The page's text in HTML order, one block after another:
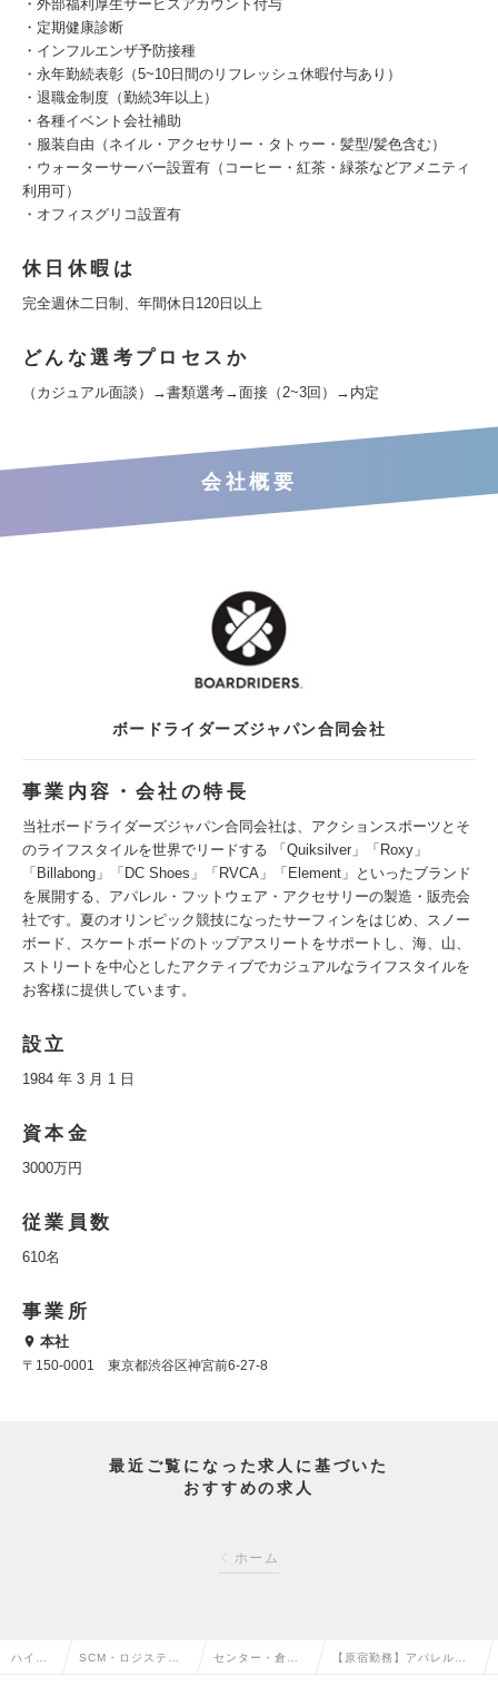
・外部福利厚生サービスアカウント付与
・定期健康診断
・インフルエンザ予防接種
・永年勤続表彰（5~10日間のリフレッシュ休暇付与あり）
・退職金制度（勤続3年以上）
・各種イベント会社補助
・服装自由（ネイル・アクセサリー・タトゥー・髪型/髪色含む）
・ウォーターサーバー設置有（コーヒー・紅茶・緑茶などアメニティ
利用可）
・オフィスグリコ設置有
休日休暇は
完全週休二日制、年間休日120日以上
どんな選考プロセスか
（カジュアル面談）→書類選考→面接（2~3回）→内定
会社概要
ボードライダーズジャパン合同会社
事業内容・会社の特長
当社ボードライダーズジャパン合同会社は、アクションスポーツとそ
のライフスタイルを世界でリードする 「Quiksilver」「Roxy」
「Billabong」「DC Shoes」「RVCA」「Element」といったブランド
を展開する、アパレル・フットウェア・アクセサリーの製造・販売会
社です。夏のオリンピック競技になったサーフィンをはじめ、スノー
ボード、スケートボードのトップアスリートをサポートし、海、山、
ストリートを中心としたアクティブでカジュアルなライフスタイルを
お客様に提供しています。
設立
1984 年 3 月 1 日
資本金
3000万円
従業員数
610名
事業所
本社
〒150-0001 東京都渋谷区神宮前6-27-8
最近ご覧になった求人に基づいた
おすすめの求人
ホーム
ハイク SCM・ロジスティ センター・倉庫 【原宿勤務】アパレル企